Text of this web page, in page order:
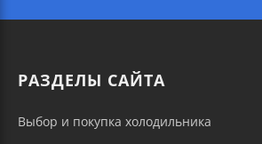
РАЗДЕЛЫ САЙТА
Выбор и покупка холодильника